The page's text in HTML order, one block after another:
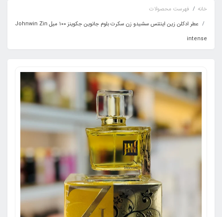
خانه
فهرست محصولات
عطر ادکلن زین اینتنس سشیدو زن سکرت بلوم جانوین جکوینز ١٠٠ میل Johnwin Zin
intense